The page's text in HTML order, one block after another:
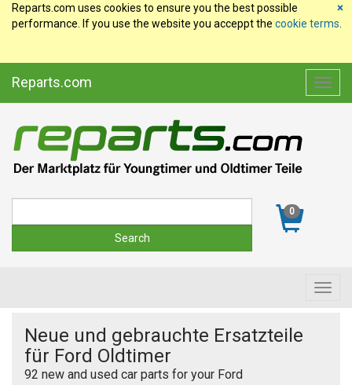
×
Reparts.com uses cookies to ensure you the best possible
performance. If you use the website you acceppt the cookie terms
Reparts.com
0
Neue und gebrauchte Ersatzteile
für Ford Oldtimer
92 new and used car parts for your Ford